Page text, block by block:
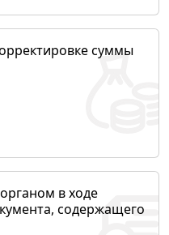
суммы
в ходе
содержащего